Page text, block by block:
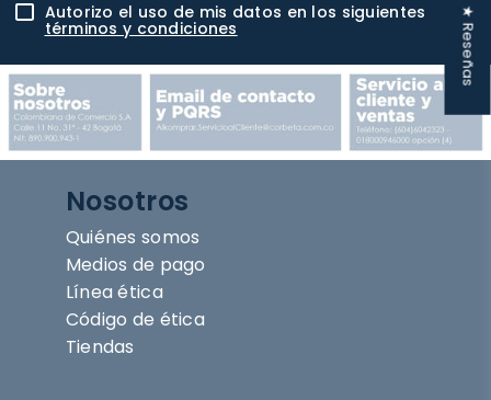
Autorizo el uso de mis datos en los siguientes
términos y condiciones
Nosotros
Quiénes somos
Medios de pago
Línea ética
Código de ética
Tiendas
★ Reseñas